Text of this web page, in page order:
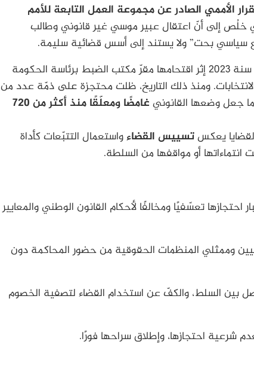
الأممي الصادر عن مجموعة العمل التابعة للأمم
خلُص إلى أنّ اعتقال عبير موسي غير قانوني وطالب
سياسي بحت” ولا يستند إلى أسس قضائية سليمة.
بدأت ملاحقة عبير موسي في هذه القضية سنة 2023 إثر اقتحامها مقرّ مكتب الضبط برئاسة الحكومة
ومنذ ذلك التاريخ، ظلت محتجزة على ذمّة عدد من
ما جعل وضعها القانوني
غامضًا ومعلّقًا منذ أكثر من 720
يعكستسييس القضاءواستعمال التتبّعات كأداة
أو مواقفها من السلطة.
احتجازها تعسّفيًا ومخالفًا لأحكام القانون الوطني والمعايير
وممثلي المنظمات الحقوقية من حضور المحاكمة دون
بين السلط، والكفّ عن استخدام القضاء لتصفية الخصوم
شرعية احتجازها، وإطلاق سراحها فورًا.